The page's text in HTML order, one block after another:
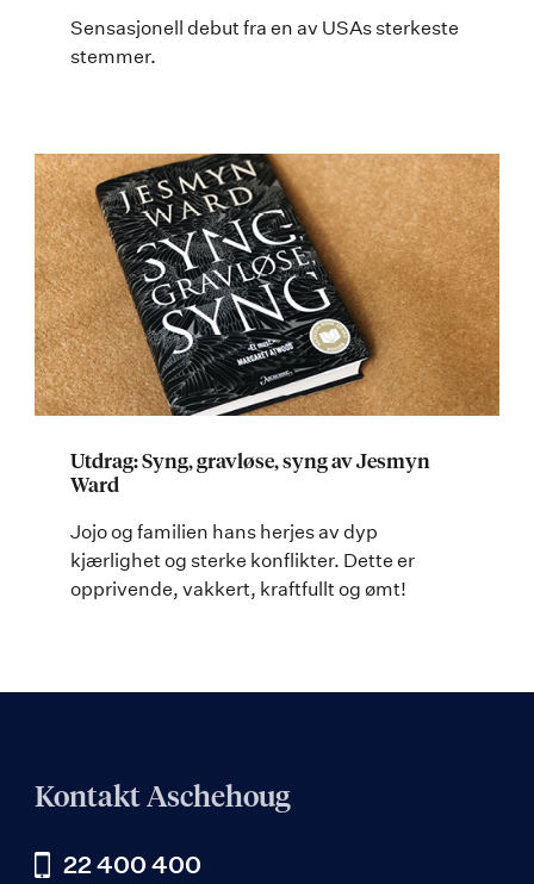
Sensasjonell debut fra en av USAs sterkeste
stemmer.
Utdrag: Syng, gravløse, syng av Jesmyn
Ward
Jojo og familien hans herjes av dyp
kjærlighet og sterke konflikter. Dette er
opprivende, vakkert, kraftfullt og ømt!
Kontakt Aschehoug
22 400 400